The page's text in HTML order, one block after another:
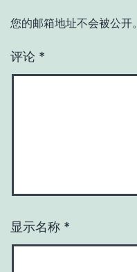
您的邮箱地址不会被公开。
评论 *
显示名称 *